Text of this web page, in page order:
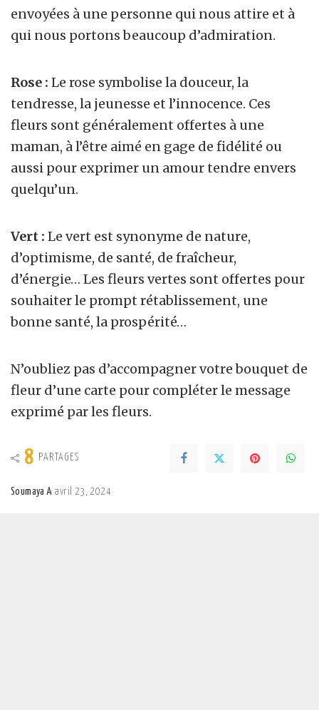
envoyées à une personne qui nous attire et à
qui nous portons beaucoup d’admiration.
Rose : Le rose symbolise la douceur, la
tendresse, la jeunesse et l’innocence. Ces
fleurs sont généralement offertes à une
maman, à l’être aimé en gage de fidélité ou
aussi pour exprimer un amour tendre envers
quelqu’un.
Vert : Le vert est synonyme de nature,
d’optimisme, de santé, de fraîcheur,
d’énergie… Les fleurs vertes sont offertes pour
souhaiter le prompt rétablissement, une
bonne santé, la prospérité…
N’oubliez pas d’accompagner votre bouquet de
fleur d’une carte pour compléter le message
exprimé par les fleurs.
8 PARTAGES
Posted
Soumaya A avril 23, 2024